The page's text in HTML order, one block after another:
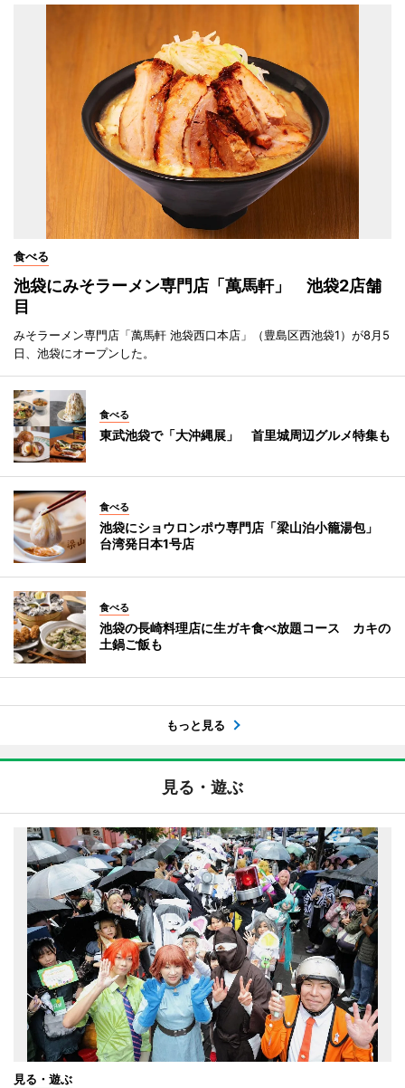
食べる
池袋にみそラーメン専門店「萬馬軒」 池袋2店舗
目
みそラーメン専門店「萬馬軒 池袋西口本店」（豊島区西池袋1）が8月5
日、池袋にオープンした。
食べる
東武池袋で「大沖縄展」 首里城周辺グルメ特集も
食べる
池袋にショウロンポウ専門店「梁山泊小籠湯包」
台湾発日本1号店
食べる
池袋の長崎料理店に生ガキ食べ放題コース カキの
土鍋ご飯も
もっと見る
見る・遊ぶ
見る・遊ぶ